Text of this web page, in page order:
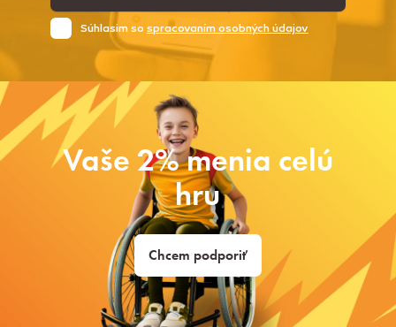
Súhlasim so spracovaním osobných údajov
Vaše 2% menia celú
hru
Chcem podporiť